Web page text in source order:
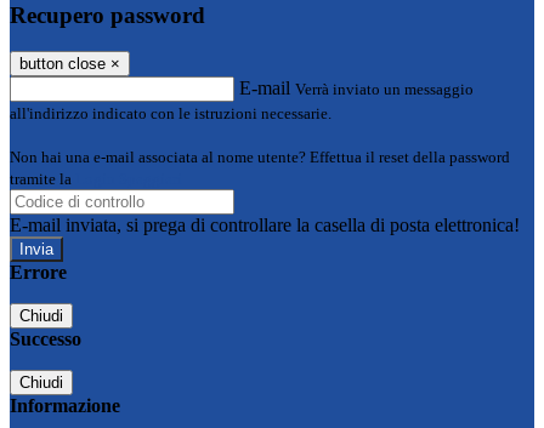
Recupero password
button close ×
E-mail Verrà inviato un messaggio
all'indirizzo indicato con le istruzioni necessarie.
Non hai una e-mail associata al nome utente? Effettua il reset della password
tramite la
E-mail inviata, si prega di controllare la casella di posta elettronica!
Errore
Chiudi
Successo
Chiudi
Informazione